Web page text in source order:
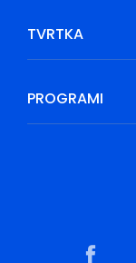
TVRTKA
PROGRAMI